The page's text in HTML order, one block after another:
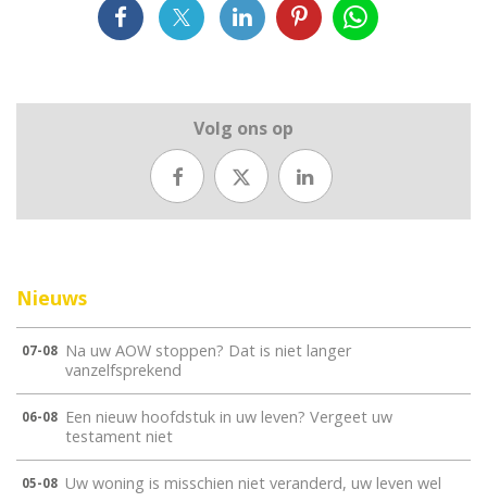
Volg ons op
Nieuws
07-08 Na uw AOW stoppen? Dat is niet langer
vanzelfsprekend
06-08 Een nieuw hoofdstuk in uw leven? Vergeet uw
testament niet
05-08 Uw woning is misschien niet veranderd, uw leven wel